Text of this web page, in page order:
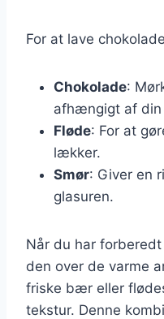
For at lave
Chokolade:
afhængigt af
Fløde: For at
lækker.
Smør: Giver en
glasuren.
Når du har
den over de varme
friske bær eller
tekstur. Denne